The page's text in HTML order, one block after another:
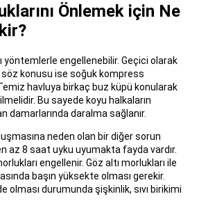
Önlemek için Ne
yöntemlerle engellenebilir. Geçici olarak
konusu ise soğuk kompress
havluya birkaç buz küpü konularak
Bu sayede koyu halkaların
damarlarında daralma sağlanır.
neden olan bir diğer sorun
az 8 saat uyku uyumakta fayda vardır.
engellenir. Göz altı morlukları ile
başın yüksekte olması gerekir.
olması durumunda şişkinlik, sıvı birikimi